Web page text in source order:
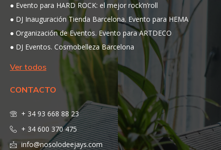
Evento para HARD ROCK: el mejor rock’n’roll
DJ Inauguración Tienda Barcelona. Evento para HEMA
Organización de Eventos. Evento para ARTDECO
DJ Eventos. Cosmobelleza Barcelona
Ver todos
CONTACTO
+ 34 93 668 88 23
+ 34 600 370 475
info@nosolodeejays.com